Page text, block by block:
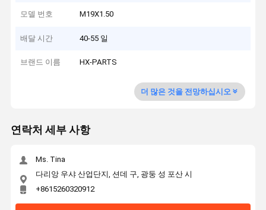
모델 번호 M19X1.50
배달 시간 40-55 일
브랜드 이름 HX-PARTS
더 많은 것을 전망하십시오
연락처 세부 사항
Ms. Tina
다리앙 우샤 산업단지, 션데 구, 광둥 성 포산 시
+8615260320912